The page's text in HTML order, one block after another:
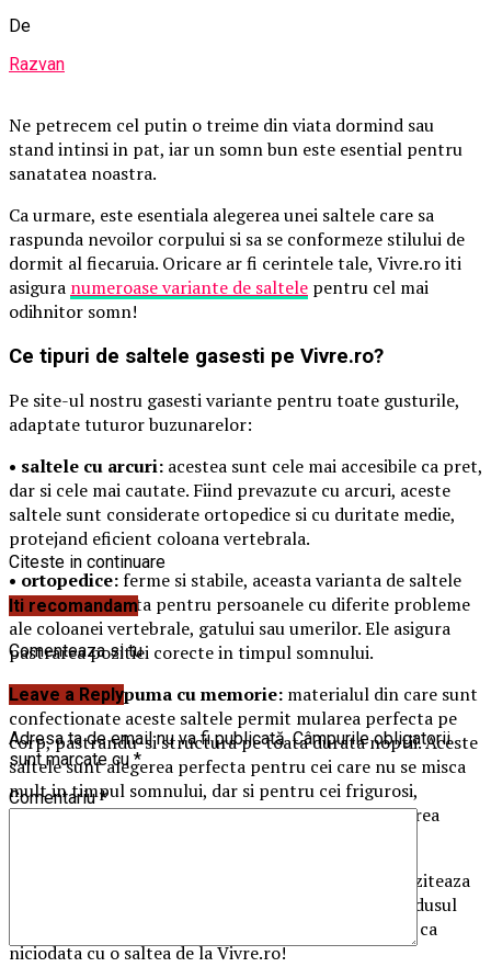
De
Razvan
Ne petrecem cel putin o treime din viata dormind sau
stand intinsi in pat, iar un somn bun este esential pentru
sanatatea noastra.
Ca urmare, este esentiala alegerea unei saltele care sa
raspunda nevoilor corpului si sa se conformeze stilului de
dormit al fiecaruia. Oricare ar fi cerintele tale, Vivre.ro iti
asigura numeroase variante de saltele pentru cel mai
odihnitor somn!
Ce tipuri de saltele gasesti pe Vivre.ro?
Pe site-ul nostru gasesti variante pentru toate gusturile,
adaptate tuturor buzunarelor:
• saltele cu arcuri: acestea sunt cele mai accesibile ca pret,
dar si cele mai cautate. Fiind prevazute cu arcuri, aceste
saltele sunt considerate ortopedice si cu duritate medie,
protejand eficient coloana vertebrala.
• ortopedice:ferme si stabile, aceasta varianta de saltele
este recomandata pentru persoanele cu diferite probleme
ale coloanei vertebrale, gatului sau umerilor. Ele asigura
pastrarea pozitiei corecte in timpul somnului.
• saltele din spuma cu memorie: materialul din care sunt
confectionate aceste saltele permit mularea perfecta pe
corp, pastrandu-si structura pe toata durata noptii. Aceste
saltele sunt alegerea perfecta pentru cei care nu se misca
mult in timpul somnului, dar si pentru cei frigurosi,
materialul lor asigurand confort termic prin retinerea
Acum ca stii exact dupa ce criterii sa te orientezi, viziteaza
, pentru a alege produsul
potrivit pentru tine. Somnul tau va fi mai odihnitor ca
niciodata cu o saltea de la Vivre.ro!
Citeste in continuare
Iti recomandam
Comenteaza si tu
Leave a Reply
Adresa ta de email nu va fi publicată. Câmpurile obligatorii
sunt marcate cu*
Comentariu*